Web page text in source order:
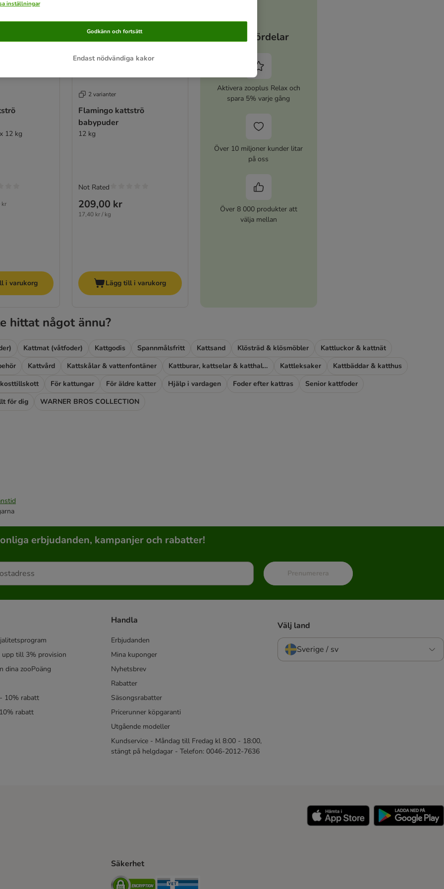
12 kg
kr
i varukorg
2 varianter
Flamingo kattströ
babypuder
12 kg
209,00 kr
17,40 kr / kg
Not Rated
Lägg till i varukorg
Dina fördelar
Aktivera zooplus Relax och
spara 5% varje gång
Över 10 miljoner kunder litar
på oss
Över 8 000 produkter att
välja mellan
hittat något ännu?
Kattmat (våtfoder) Kattgodis Spannmålsfritt Kattsand Klösträd & klösmöbler
Kattluckor & kattnät
Kattvård Kattskålar & vattenfontäner Kattburar, kattselar & katthalsband Kattleksaker
Kattbäddar & katthus
För kattungar För äldre katter Hjälp i vardagen Foder efter kattras
Senior kattfoder
för dig
WARNER BROS COLLECTION
erbjudanden, kampanjer och rabatter!
Prenumerera
till 3% provision
dina zooPoäng
10% rabatt
rabatt
Handla
Erbjudanden
Mina kuponger
Nyhetsbrev
Rabatter
Säsongsrabatter
Pricerunner köpgaranti
Utgående modeller
Kundservice - Måndag till Fredag kl 8:00 - 18:00,
stängt på helgdagar - Telefon: 0046-2012-7636
Välj land
Sverige / sv
Method
Säkerhet
Security
inställningar
Endast nödvändiga kakor
Godkänn och fortsätt